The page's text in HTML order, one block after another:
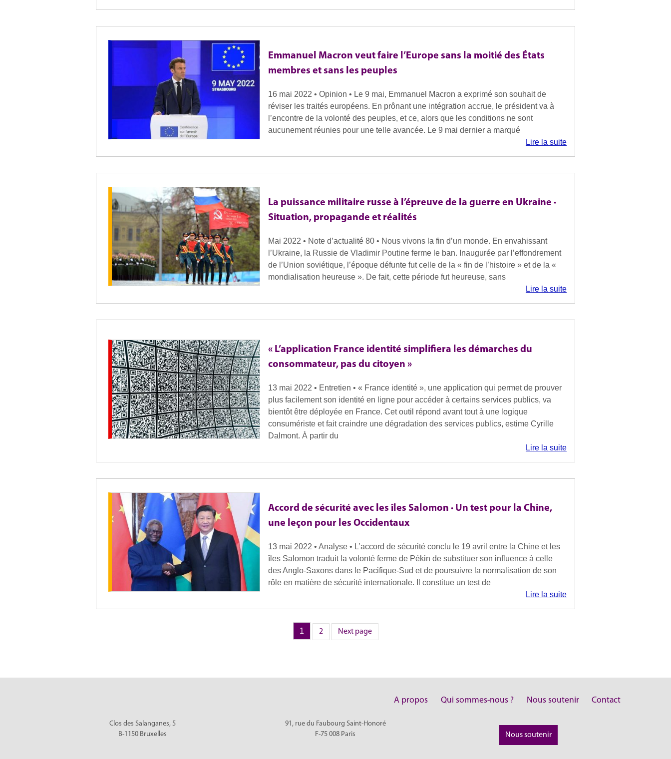
Emmanuel Macron veut faire l’Europe sans la moitié des États
membres et sans les peuples
16 mai 2022 • Opinion • Le 9 mai, Emmanuel Macron a exprimé son souhait de
réviser les traités européens. En prônant une intégration accrue, le président va à
l’encontre de la volonté des peuples, et ce, alors que les conditions ne sont
aucunement réunies pour une telle avancée. Le 9 mai dernier a marqué
Lire la suite
La puissance militaire russe à l’épreuve de la guerre en Ukraine ·
Situation, propagande et réalités
Mai 2022 • Note d’actualité 80 • Nous vivons la fin d’un monde. En envahissant
l’Ukraine, la Russie de Vladimir Poutine ferme le ban. Inaugurée par l’effondrement
de l’Union soviétique, l’époque défunte fut celle de la « fin de l’histoire » et de la «
mondialisation heureuse ». De fait, cette période fut heureuse, sans
Lire la suite
« L’application France identité simplifiera les démarches du
consommateur, pas du citoyen »
13 mai 2022 • Entretien • « France identité », une application qui permet de prouver
plus facilement son identité en ligne pour accéder à certains services publics, va
bientôt être déployée en France. Cet outil répond avant tout à une logique
consumériste et fait craindre une dégradation des services publics, estime Cyrille
Dalmont. À partir du
Lire la suite
Accord de sécurité avec les îles Salomon · Un test pour la Chine,
une leçon pour les Occidentaux
13 mai 2022 • Analyse • L’accord de sécurité conclu le 19 avril entre la Chine et les
îles Salomon traduit la volonté ferme de Pékin de substituer son influence à celle
des Anglo-Saxons dans le Pacifique-Sud et de poursuivre la normalisation de son
rôle en matière de sécurité internationale. Il constitue un test de
Lire la suite
Page
1 Page
2 Next page
A propos Qui sommes-nous ? Nous soutenir Contact
Clos des Salanganes, 5
B-1150 Bruxelles
91, rue du Faubourg Saint-Honoré
F-75 008 Paris Nous soutenir